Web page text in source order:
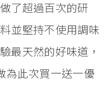
了超過百次的研
並堅持不使用調味
最天然的好味道，
為此次買一送一優